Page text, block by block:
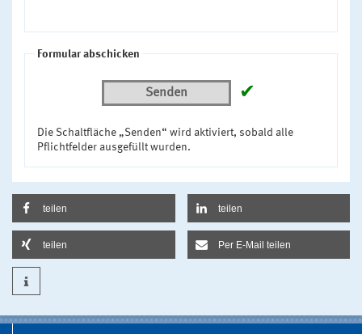
Formular abschicken
Senden ✔
Die Schaltfläche „Senden“ wird aktiviert, sobald alle
Pflichtfelder ausgefüllt wurden.
teilen teilen
teilen Per E-Mail teilen